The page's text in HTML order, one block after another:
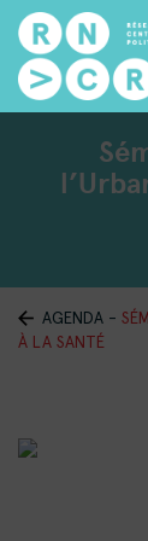
AGENDA -
À LA SANTÉ